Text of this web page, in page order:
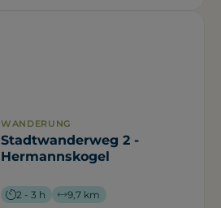
WANDERUNG
Stadtwanderweg 2 -
Hermannskogel
2 - 3 h 9,7 km